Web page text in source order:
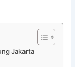
Jakarta